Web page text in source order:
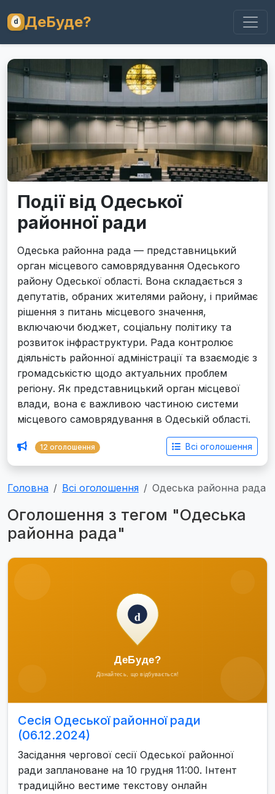
ДеБуде?
Події від Одеської
районної ради
Одеська районна рада — представницький
орган місцевого самоврядування Одеського
району Одеської області. Вона складається з
депутатів, обраних жителями району, і приймає
рішення з питань місцевого значення,
включаючи бюджет, соціальну політику та
розвиток інфраструктури. Рада контролює
діяльність районної адміністрації та взаємодіє з
громадськістю щодо актуальних проблем
регіону. Як представницький орган місцевої
влади, вона є важливою частиною системи
місцевого самоврядування в Одеській області.
12 оголошення Всі оголошення
Головна Всі оголошення Одеська районна рада
Оголошення з тегом "Одеська
районна рада"
Сесія Одеської районної ради
(06.12.2024)
Засідання чергової сесії Одеської районної
ради заплановане на 10 грудня 11:00. Інтент
традиційно вестиме текстову онлайн